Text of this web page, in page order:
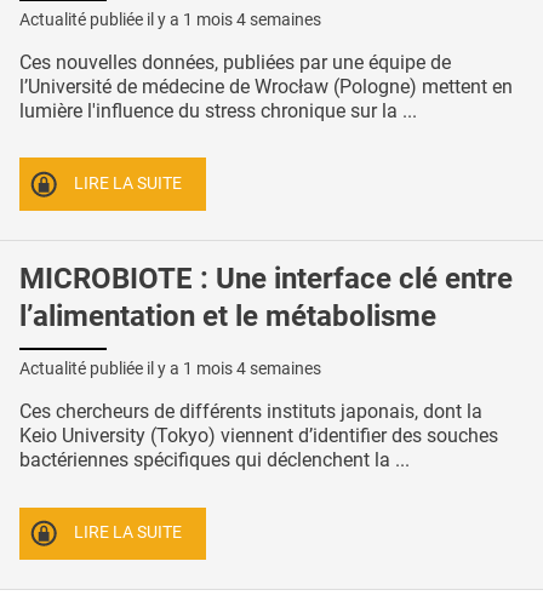
Actualité publiée il y a 1 mois 4 semaines
Ces nouvelles données, publiées par une équipe de
l’Université de médecine de Wrocław (Pologne) mettent en
lumière l'influence du stress chronique sur la ...
LIRE LA SUITE
MICROBIOTE : Une interface clé entre
l’alimentation et le métabolisme
Actualité publiée il y a 1 mois 4 semaines
Ces chercheurs de différents instituts japonais, dont la
Keio University (Tokyo) viennent d’identifier des souches
bactériennes spécifiques qui déclenchent la ...
LIRE LA SUITE